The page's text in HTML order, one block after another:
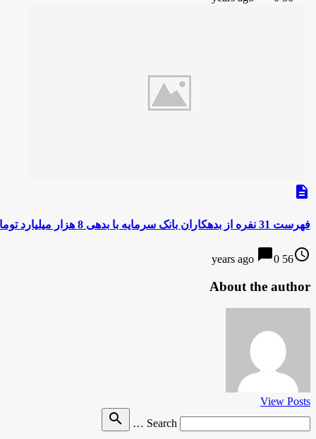
description
فهرست 31 نفره از بدهکاران بانک سرمایه با بدهی 8 هزار میلیارد تومان/بازداشت 42 نفر متهم در پرونده بانک سرمایه و صندوق ذخیره فرهنگیان
access_time
56 years ago
chat_bubble0
About the author
View Posts
Search …
search